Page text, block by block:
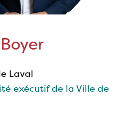
Laval
exécutif de la Ville de